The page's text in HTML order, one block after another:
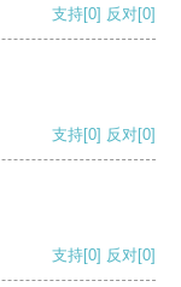
支持[0] 反对[0]
支持[0] 反对[0]
支持[0] 反对[0]